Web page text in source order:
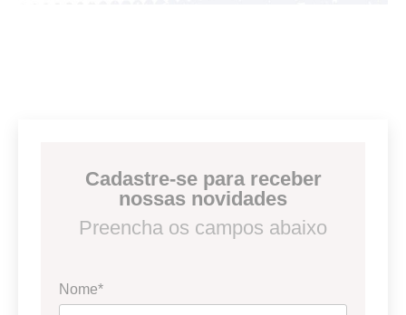
Cadastre-se para receber
nossas novidades
Preencha os campos abaixo
Nome*